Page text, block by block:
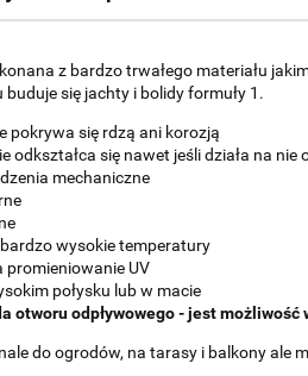
z bardzo trwałego materiału
buduje się jachty i bolidy formuły 1.
pokrywa się rdzą ani korozją
odkształca się nawet jeśli działa na nie
mechaniczne
wysokie temperatury
promieniowanie UV
połysku lub w macie
otworu odpływowego - jest
do ogrodów, na tarasy i balkony ale